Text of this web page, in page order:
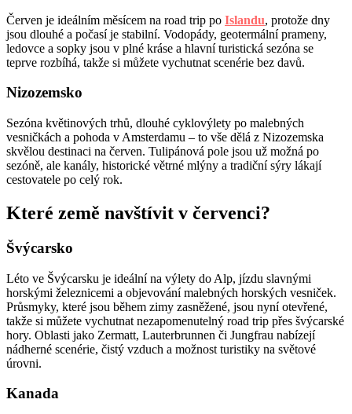
Červen je ideálním měsícem na road trip po Islandu, protože dny
jsou dlouhé a počasí je stabilní. Vodopády, geotermální prameny,
ledovce a sopky jsou v plné kráse a hlavní turistická sezóna se
teprve rozbíhá, takže si můžete vychutnat scenérie bez davů.
Nizozemsko
Sezóna květinových trhů, dlouhé cyklovýlety po malebných
vesničkách a pohoda v Amsterdamu – to vše dělá z Nizozemska
skvělou destinaci na červen. Tulipánová pole jsou už možná po
sezóně, ale kanály, historické větrné mlýny a tradiční sýry lákají
cestovatele po celý rok.
Které země navštívit v červenci?
Švýcarsko
Léto ve Švýcarsku je ideální na výlety do Alp, jízdu slavnými
horskými železnicemi a objevování malebných horských vesniček.
Průsmyky, které jsou během zimy zasněžené, jsou nyní otevřené,
takže si můžete vychutnat nezapomenutelný road trip přes švýcarské
hory. Oblasti jako Zermatt, Lauterbrunnen či Jungfrau nabízejí
nádherné scenérie, čistý vzduch a možnost turistiky na světové
úrovni.
Kanada